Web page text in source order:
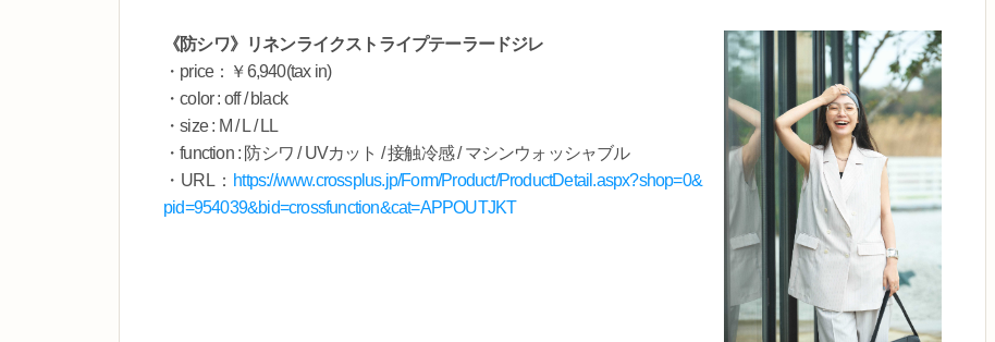
《防シワ》リネンライクストライプテーラードジレ
・price：￥6,940(tax in)
・color : off / black
・size : M / L / LL
・function : 防シワ / UVカット / 接触冷感 / マシンウォッシャブル
・URL： https://www.crossplus.jp/Form/Product/ProductDetail.aspx?shop=0&
pid=954039&bid=crossfunction&cat=APPOUTJKT